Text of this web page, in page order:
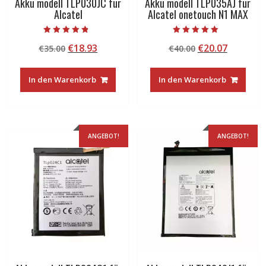
Akku modell TLP030JC für
Alcatel
4.50
von 5
€35.00 Ursprünglicher
war:
€35.00
€18.93
ist:
€18.93.
In den Warenkorb
Akku modell TLP035AJ für
Alcatel onetouch N1 MAX
5.00
von 5
€40.00 Ursprünglicher
war:
€40.00
€20.07
ist:
€20.07.
In den Warenkorb
ANGEBOT! ANGEBOT!